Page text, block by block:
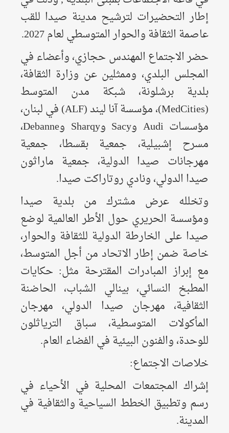
إطار التحضيرات لترشيح مدينة صيدا للقب
عاصمة الثقافة والحوار المتوسطي لعام 2027.
حضر الاجتماع المهندس حجازي، وأعضاء في
المجلس البلدي، وممثلين عن وزارة الثقافة،
بلدية برشلونة، شبكة مدن المتوسط
(MedCities)، مؤسسة آنا ليند (ALF) في لبنان،
مؤسسات Audi وSacy وSharqy وDebanne،
مسرح إشبيلية، جمعية بقسطا، جمعية
مهرجانات صيدا الدولية، جمعية ماراثون
صيدا الدولي، ونادي روتاراكت صيدا.
وتخلله عرض مشترك من بلدية صيدا
ومؤسسة الحريري حول الأطر العالمية لوضع
صيدا على الخارطة الدولية للثقافة والحوار،
خاصة ضمن إطار الاتحاد من أجل المتوسط،
مع إبراز المبادرات المقترحة مثل: حكايات
المطبخ النسائي، بينالي الشباب، الحاضنة
الثقافية، مهرجان صيدا الدولي، مهرجان
المأكولات المتوسطية، سباق الترياثلون
للوحدة، والفنون البيئية في الفضاء العام.
خلاصات الاجتماع:
إشراك المجتمعات المحلية في الأحياء في
رسم وتطبيق الخطط السياحية والثقافية في
المدينة.